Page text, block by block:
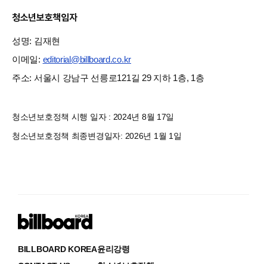
청소년보호책임자
성명: 김재현
이메일: editorial@billboard.co.kr
주소: 서울시 강남구 선릉로121길 29 지하 1층, 1층
청소년보호정책 시행 일자 : 2024년 8월 17일
청소년보호정책 최종변경일자: 2026년 1월 1일
BILLBOARD KOREA윤리강령